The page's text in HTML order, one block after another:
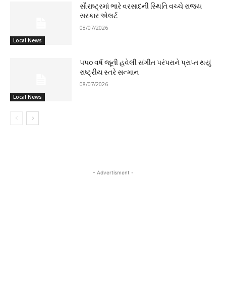
Local News
સૌરાષ્ટ્રમાં ભારે વરસાદની સ્થિતિ વચ્ચે રાજ્ય
સરકાર એલર્ટ
08/07/2026
Local News
૫૫૦ વર્ષ જૂની હવેલી સંગીત પરંપરાને પ્રાપ્ત થયું
રાષ્ટ્રીય સ્તરે સન્માન
08/07/2026
- Advertisment -